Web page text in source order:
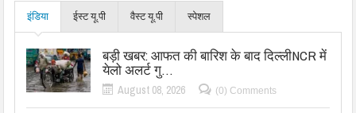
इंडिया ईस्ट यू.पी वैस्ट यू.पी स्पेशल
बड़ी खबर: आफत की बारिश के बाद दिल्लीNCR में
येलो अलर्ट गु…
August 08, 2026 (0) Comments